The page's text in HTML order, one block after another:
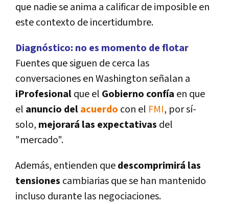
que nadie se anima a calificar de imposible en
este contexto de incertidumbre.
Diagnóstico: no es momento de flotar
Fuentes que siguen de cerca las
conversaciones en Washington señalan a
iProfesionalque el Gobierno confí­a en que
el anuncio delacuerdo con el FMI, por sí­
solo, mejorará las expectativas del
"mercado".
Además, entienden quedescomprimirá las
tensiones cambiarias que se han mantenido
incluso durante las negociaciones.